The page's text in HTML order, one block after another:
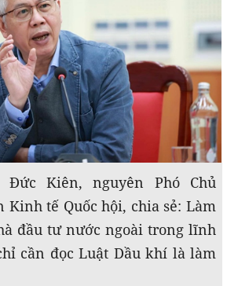
Đức Kiên, nguyên Phó Chủ
Kinh tế Quốc hội, chia sẻ: Làm
đầu tư nước ngoài trong lĩnh
cần đọc Luật Dầu khí là làm